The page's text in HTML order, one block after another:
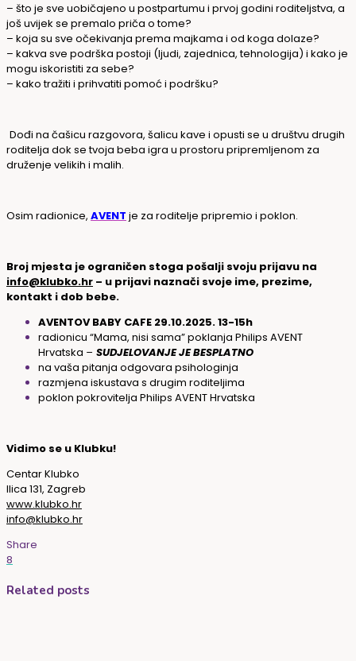
– što je sve uobičajeno u postpartumu i prvoj godini roditeljstva, a
još uvijek se premalo priča o tome?
– koja su sve očekivanja prema majkama i od koga dolaze?
– kakva sve podrška postoji (ljudi, zajednica, tehnologija) i kako je
mogu iskoristiti za sebe?
– kako tražiti i prihvatiti pomoć i podršku?
Dođi na čašicu razgovora, šalicu kave i opusti se u društvu drugih
roditelja dok se tvoja beba igra u prostoru pripremljenom za
druženje velikih i malih.
Osim radionice, AVENT je za roditelje pripremio i poklon.
Broj mjesta je ograničen stoga pošalji svoju prijavu na
info@klubko.hr – u prijavi naznači svoje ime, prezime,
kontakt i dob bebe.
AVENTOV BABY CAFE 29.10.2025. 13-15h
radionicu “Mama, nisi sama” poklanja Philips AVENT
Hrvatska – SUDJELOVANJE JE BESPLATNO
na vaša pitanja odgovara psihologinja
razmjena iskustava s drugim roditeljima
poklon pokrovitelja Philips AVENT Hrvatska
Vidimo se u Klubku!
Centar Klubko
Ilica 131, Zagreb
www.klubko.hr
info@klubko.hr
Share
8
Related posts